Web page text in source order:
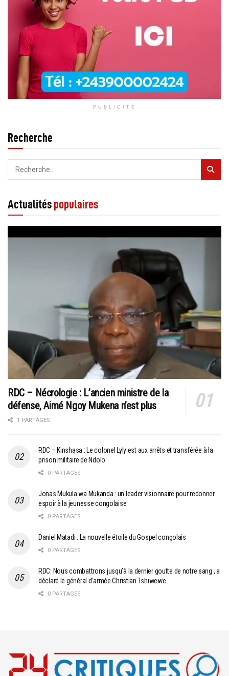
PUBLICITÉ
Recherche
Actualitéspopulaires
RDC – Nécrologie : L’ancien ministre de la
défense, Aimé Ngoy Mukena n’est plus
1 PARTAGES
RDC – Kinshasa : Le colonel Lyly est aux arrêts et transférée à la
prison militaire de Ndolo
0 PARTAGES
Jonas Mukula wa Mukanda : un leader visionnaire pour redonner
espoir à la jeunesse congolaise
0 PARTAGES
Daniel Matadi : La nouvelle étoile du Gospel congolais
0 PARTAGES
RDC: Nous combattrons jusqu’à la dernier goutte de notre sang , a
déclaré le général d’armée Christian Tshiwewe .
0 PARTAGES